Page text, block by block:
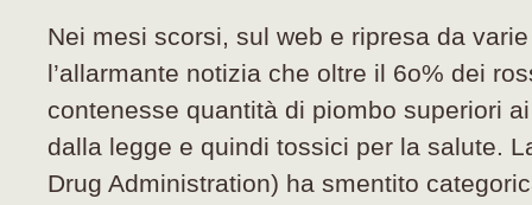
Nei mesi scorsi, sul web e ripresa da
l’allarmante notizia che oltre il 6o% dei
contenesse quantità di piombo superiori
dalla legge e quindi tossici per la salute.
Drug Administration) ha smentito